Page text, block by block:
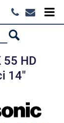
55 HD
14"